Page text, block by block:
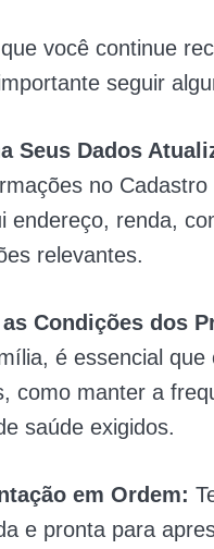
você continue
seguir
Seus Dados
no
endereço, renda,
relevantes.
Condições dos
é essencial
como manter a
saúde exigidos.
em Ordem:
e pronta para